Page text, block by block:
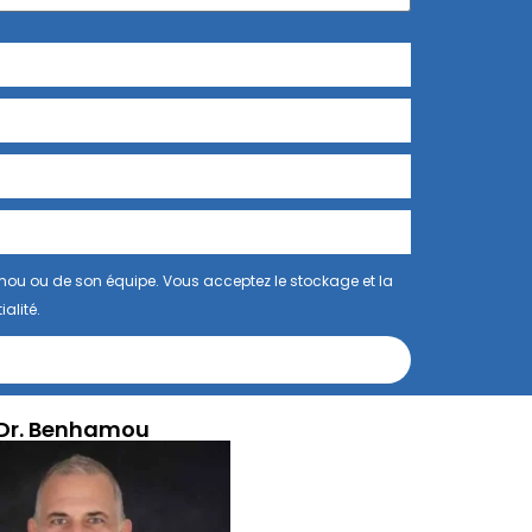
ou de son équipe. Vous acceptez le stockage et la
Benhamou